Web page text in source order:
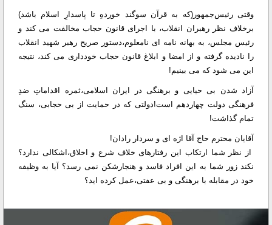
وقتی رئیس‌جمهور(که به قرآن سوگند خوردهِ تا پاسدارِ اسلام باشد)
برخلاف نظر رهبران انقلاب، با اجرای قانون حجاب مخالفت می کند و
رئیس مجلس، به بهانه نامه ای نامعلوم،دستور صریح رهبر شهید انقلاب
را نادیده گرفته و از امضا و ابلاغ قانون حجاب خودداری می کند، نتیجه
این می شود که می بینیم!
آزاد شدن بی حیایی و برهنگی در ایران اسلامی،ثمره اقداماتِ ضدِ
فرهنگی دولت چهاردهم است!دولتی که در حمایت از بی حجابی، سنگ
تمام گذاشت!
آقایان محترم حاج آقا اژه ای و سردار رادان!
از نظر شما ارتکاب این رفتارهای خلاف شرع و اخلاق،اشکالی ندارد؟
نکند زور شما به این افراد فاسد و هنجارشکن نمی رسد؟ آیا به وظیفه
خود در مقابله با برهنگی و بی عفتی،عمل کرده اید؟